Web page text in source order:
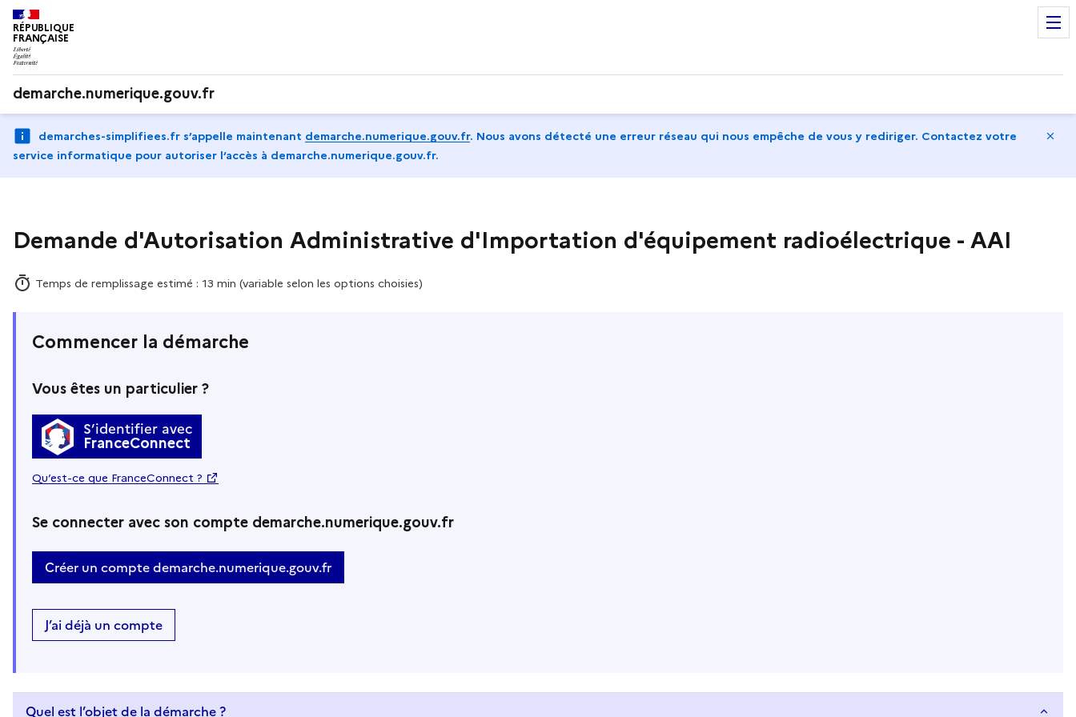
RÉPUBLIQUE
FRANÇAISE
demarche.numerique.gouv.fr
demarches-simplifiees.fr s’appelle maintenant demarche.numerique.gouv.fr. Nous avons détecté une erreur réseau qui nous empêche de vous y rediriger. Contactez votre
service informatique pour autoriser l‘accès à demarche.numerique.gouv.fr.
Demande d'Autorisation Administrative d'Importation d'équipement radioélectrique - AAI
Temps de remplissage estimé : 13 min (variable selon les options choisies)
Commencer la démarche
Vous êtes un particulier ?
S’identifier avec
FranceConnect
Qu’est-ce que FranceConnect ?
Se connecter avec son compte demarche.numerique.gouv.fr
Créer un compte demarche.numerique.gouv.fr
J’ai déjà un compte
Quel est l’objet de la démarche ?